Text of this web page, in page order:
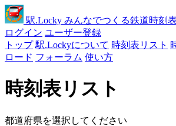
駅.Locky みんなでつくる鉄道時刻表
ログイン ユーザー登録
トップ 駅.Lockyについて 時刻表リスト
ロード フォーラム 使い方
時刻表リスト
都道府県を選択してください